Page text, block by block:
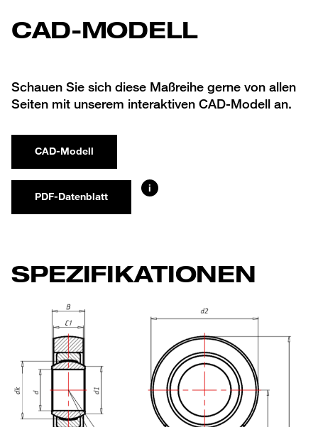
CAD-MODELL
Schauen Sie sich diese Maßreihe gerne von allen
Seiten mit unserem interaktiven CAD-Modell an.
CAD-Modell
PDF-Datenblatt
i
SPEZIFIKATIONEN